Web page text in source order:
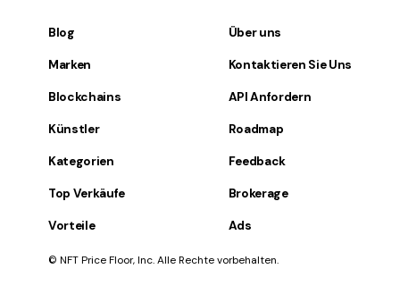
Blog
Marken
Blockchains
Künstler
Kategorien
Top Verkäufe
Vorteile
Über uns
Kontaktieren Sie Uns
API Anfordern
Roadmap
Feedback
Brokerage
Ads
© NFT Price Floor, Inc. Alle Rechte vorbehalten.